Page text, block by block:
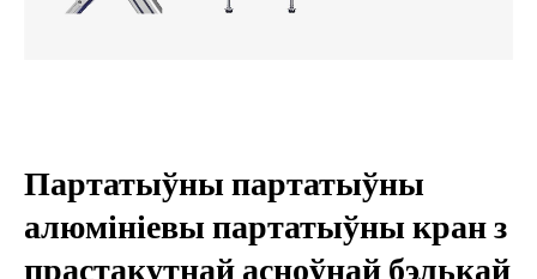
Партатыўны партатыўны
алюмініевы партатыўны кран з